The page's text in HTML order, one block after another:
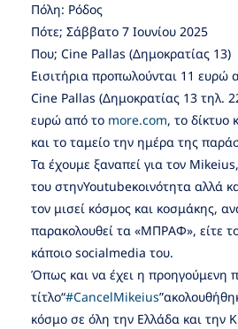
Πόλη: Ρόδος
Πότε; Σάββατο 7 Ιουνίου 2025
Που; Cine Pallas (Δημοκρατίας 13)
Εισιτήρια προπωλούνται 11 ευρώ
Cine Pallas (Δημοκρατίας 13 τηλ.
ευρώ από το more.com, το
και το ταμείο την ημέρα της
Τα έχουμε ξαναπεί για τον
του στηνYoutubeκοινότητα αλλά
τον μισεί κόσμος και κοσμάκης,
παρακολουθεί τα «ΜΠΡΑΦ», είτε
κάποιο socialmedia του.
Όπως και να έχει η προηγούμενη
τίτλο“#CancelMikeius
κόσμο σε όλη την Ελλάδα και την